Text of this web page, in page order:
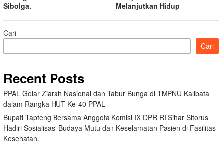
Sibolga.
Melanjutkan Hidup
Cari
Cari
Recent Posts
PPAL Gelar Ziarah Nasional dan Tabur Bunga di TMPNU Kalibata
dalam Rangka HUT Ke-40 PPAL
Bupati Tapteng Bersama Anggota Komisi IX DPR RI Sihar Sitorus
Hadiri Sosialisasi Budaya Mutu dan Keselamatan Pasien di Fasilitas
Kesehatan.